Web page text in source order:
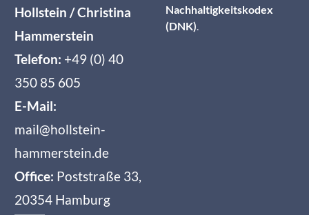
Hollstein / Christina
Hammerstein
Telefon: +49 (0) 40
350 85 605
E-Mail:
mail@hollstein-
hammerstein.de
Office: Poststraße 33,
20354 Hamburg
Nachhaltigkeitskodex
(DNK).